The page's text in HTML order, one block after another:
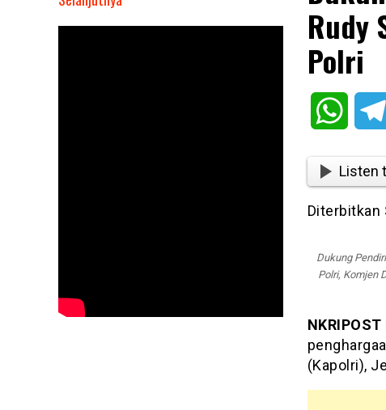
Rudy
Polri
Listen
Diterbitkan
Dukung
Polri, Komjen
NKRIPOST
(Kapolri),